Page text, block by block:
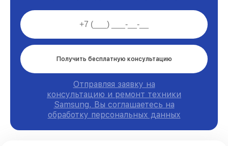
Получить бесплатную консультацию
Отправляя заявку на
консультацию и ремонт техники
Samsung, Вы соглашаетесь на
обработку персональных данных